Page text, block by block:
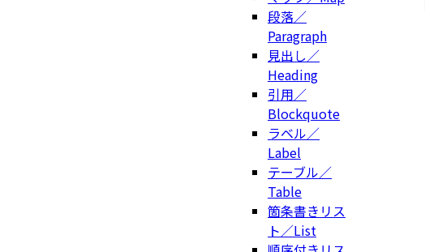
段落／
Paragraph
見出し／
Heading
引用／
Blockquote
ラベル／
Label
テーブル／
Table
箇条書きリス
ト／List